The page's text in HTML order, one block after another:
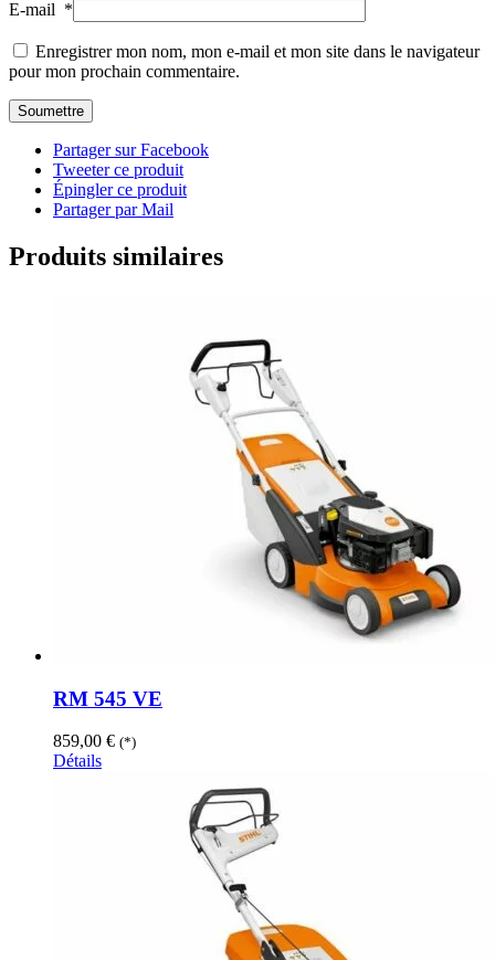
E-mail *
Enregistrer mon nom, mon e-mail et mon site dans le navigateur
pour mon prochain commentaire.
Partager sur Facebook
Tweeter ce produit
Épingler ce produit
Partager par Mail
Produits similaires
RM 545 VE
859,00 € (*)
Détails